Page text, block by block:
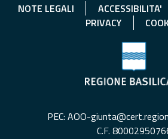
NOTE LEGALI ACCESSIBILITA'
PRIVACY
PEC: AOO-
C.F.